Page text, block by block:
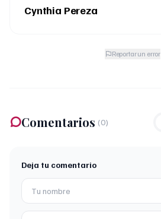
Cynthia Pereza
Reportar un error
Comentarios (0)
Deja tu comentario